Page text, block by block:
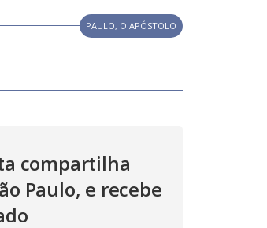
PAULO, O APÓSTOLO
compartilha
Paulo, e recebe